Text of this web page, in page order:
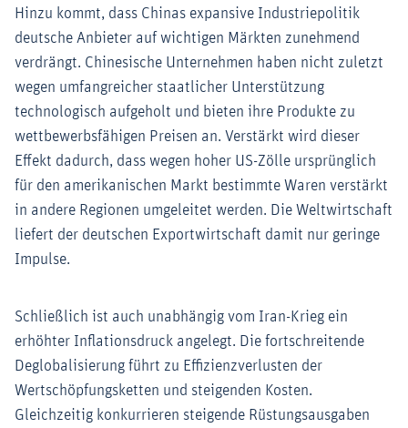
Hinzu kommt, dass Chinas expansive Industriepolitik
deutsche Anbieter auf wichtigen Märkten zunehmend
verdrängt. Chinesische Unternehmen haben nicht zuletzt
wegen umfangreicher staatlicher Unterstützung
technologisch aufgeholt und bieten ihre Produkte zu
wettbewerbsfähigen Preisen an. Verstärkt wird dieser
Effekt dadurch, dass wegen hoher US-Zölle ursprünglich
für den amerikanischen Markt bestimmte Waren verstärkt
in andere Regionen umgeleitet werden. Die Weltwirtschaft
liefert der deutschen Exportwirtschaft damit nur geringe
Impulse.
Schließlich ist auch unabhängig vom Iran-Krieg ein
erhöhter Inflationsdruck angelegt. Die fortschreitende
Deglobalisierung führt zu Effizienzverlusten der
Wertschöpfungsketten und steigenden Kosten.
Gleichzeitig konkurrieren steigende Rüstungsausgaben